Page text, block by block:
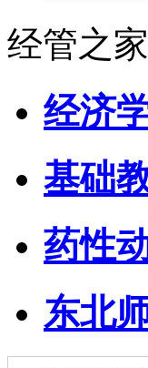
经管之
经济
基础
药性
东北